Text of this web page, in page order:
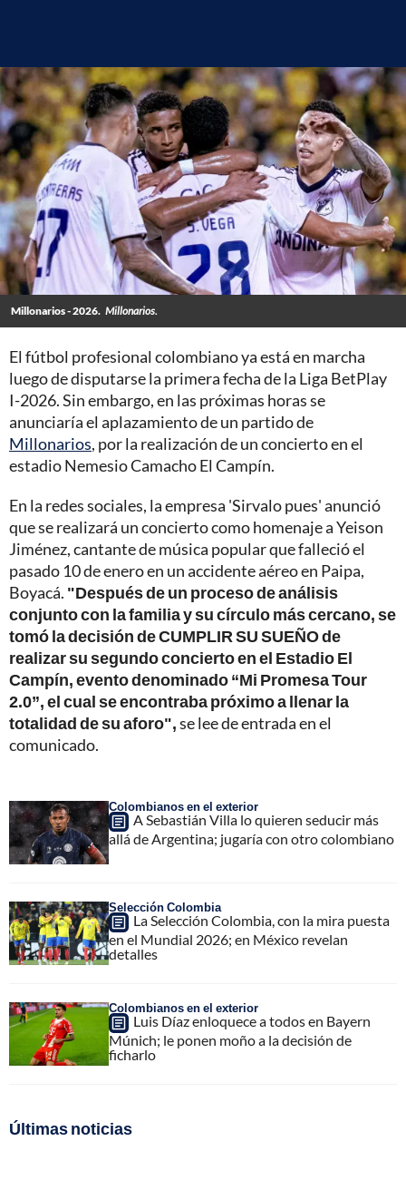
Millonarios - 2026. Millonarios.
El fútbol profesional colombiano ya está en marcha
luego de disputarse la primera fecha de la Liga BetPlay
I-2026. Sin embargo, en las próximas horas se
anunciaría el aplazamiento de un partido de
Millonarios, por la realización de un concierto en el
estadio Nemesio Camacho El Campín.
En la redes sociales, la empresa 'Sirvalo pues' anunció
que se realizará un concierto como homenaje a Yeison
Jiménez, cantante de música popular que falleció el
pasado 10 de enero en un accidente aéreo en Paipa,
Boyacá. "Después de un proceso de análisis
conjunto con la familia y su círculo más cercano, se
tomó la decisión de CUMPLIR SU SUEÑO de
realizar su segundo concierto en el Estadio El
Campín, evento denominado “Mi Promesa Tour
2.0”, el cual se encontraba próximo a llenar la
totalidad de su aforo",se lee de entrada en el
comunicado.
Colombianos en el exterior
A Sebastián Villa lo quieren seducir más
allá de Argentina; jugaría con otro colombiano
Selección Colombia
La Selección Colombia, con la mira puesta
en el Mundial 2026; en México revelan
detalles
Colombianos en el exterior
Luis Díaz enloquece a todos en Bayern
Múnich; le ponen moño a la decisión de
ficharlo
Últimas noticias